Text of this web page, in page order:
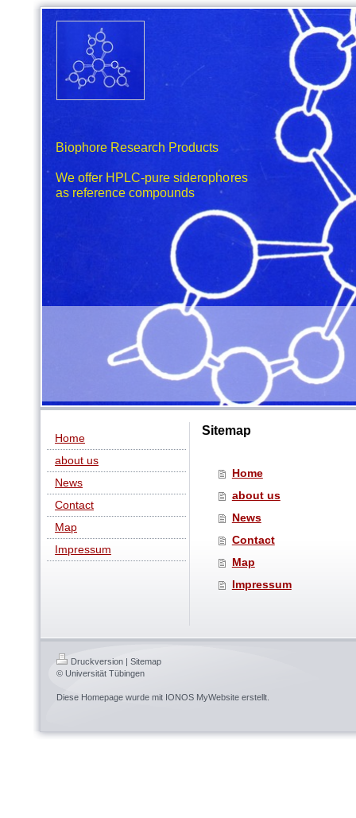
Biophore Research Products
We offer HPLC-pure siderophores
as reference compounds
Home
about us
News
Contact
Map
Impressum
Sitemap
Home
about us
News
Contact
Map
Impressum
Druckversion | Sitemap
© Universität Tübingen
Diese Homepage wurde mit IONOS MyWebsite erstellt.